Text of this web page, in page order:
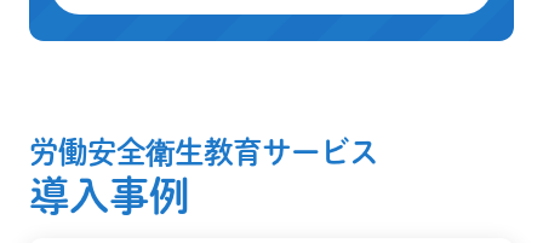
労働安全衛生教育サービス
導入事例